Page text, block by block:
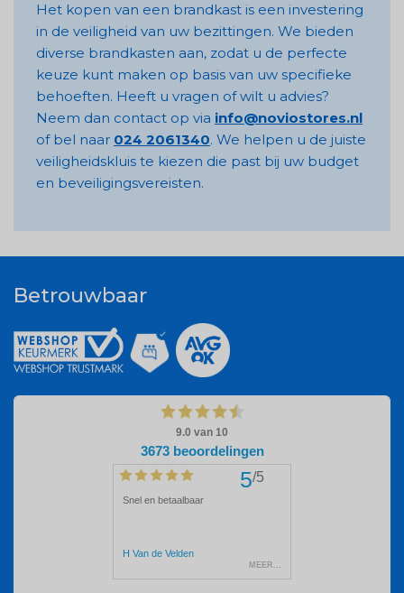
Het kopen van een brandkast is een investering
in de veiligheid van uw bezittingen. We bieden
diverse brandkasten aan, zodat u de perfecte
keuze kunt maken op basis van uw specifieke
behoeften. Heeft u vragen of wilt u advies?
Neem dan contact op via info@noviostores.nl
of bel naar 024 2061340. We helpen u de juiste
veiligheidskluis te kiezen die past bij uw budget
en beveiligingsvereisten.
Betrouwbaar